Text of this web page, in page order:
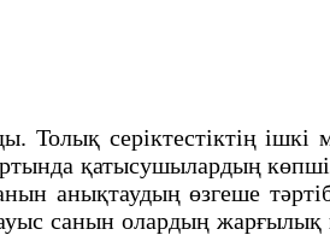
серiктестiктiң iшкi
қатысушылардың
анықтаудың өзгеше
санын олардың жарғылық